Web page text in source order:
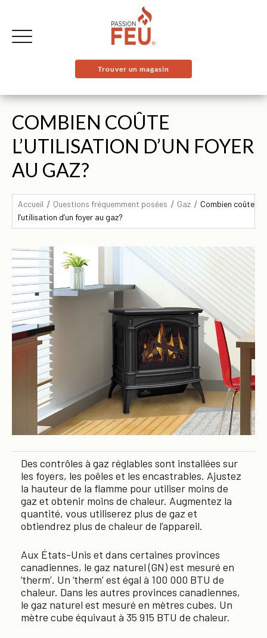
Trouver un magasin
COMBIEN COÛTE
L’UTILISATION D’UN FOYER
AU GAZ?
Accueil Questions fréquemment posées Gaz
Combien coûte
l’utilisation d’un foyer au gaz?
Des contrôles à gaz réglables sont installées sur
les foyers, les poêles et les encastrables. Ajustez
la hauteur de la flamme pour utiliser moins de
gaz et obtenir moins de chaleur. Augmentez la
quantité, vous utiliserez plus de gaz et
obtiendrez plus de chaleur de l’appareil.
Aux États-Unis et dans certaines provinces
canadiennes, le gaz naturel (GN) est mesuré en
‘therm’. Un ‘therm’ est égal à 100 000 BTU de
chaleur. Dans les autres provinces canadiennes,
le gaz naturel est mesuré en mètres cubes. Un
mètre cube équivaut à 35 915 BTU de chaleur.